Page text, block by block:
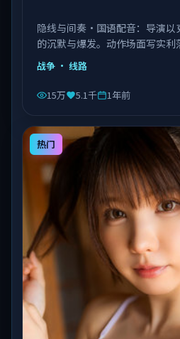
隐线与间奏·国语配音：导演以
的沉默与爆发。动作场面写实
李安执导，王景春、艾伦、赵丽
品，类型为战争。
战争 · 线路
15万 5.1千 1年前
热门